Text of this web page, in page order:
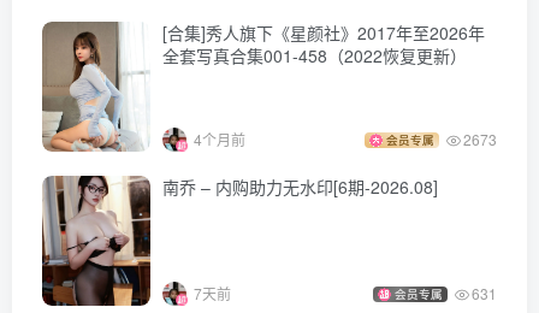
[合集]秀人旗下《星颜社》2017年至2026年
全套写真合集001-458（2022恢复更新）
4个月前 会员专属 2673
南乔 – 内购助力无水印[6期-2026.08]
7天前 会员专属 631